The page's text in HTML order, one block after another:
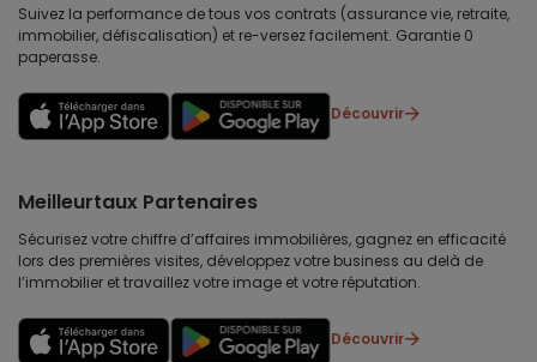
Suivez la performance de tous vos contrats (assurance vie, retraite,
immobilier, défiscalisation) et re-versez facilement. Garantie 0
paperasse.
Découvrir
Meilleurtaux Partenaires
Sécurisez votre chiffre d’affaires immobilières, gagnez en efficacité
lors des premières visites, développez votre business au delà de
l’immobilier et travaillez votre image et votre réputation.
Découvrir